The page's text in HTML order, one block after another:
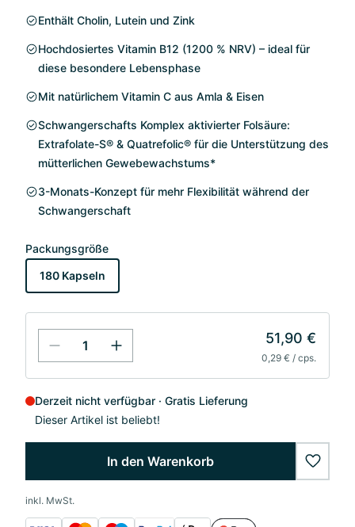
Enthält Cholin, Lutein und Zink
Hochdosiertes Vitamin B12 (1200 % NRV) – ideal für
diese besondere Lebensphase
Mit natürlichem Vitamin C aus Amla & Eisen
Schwangerschafts Komplex aktivierter Folsäure:
Extrafolate-S® & Quatrefolic® für die Unterstützung des
mütterlichen Gewebewachstums*
3-Monats-Konzept für mehr Flexibilität während der
Schwangerschaft
Packungsgröße
180 Kapseln
51,90 €
0,29 € / cps.
Derzeit nicht verfügbar
Gratis Lieferung
Dieser Artikel ist beliebt!
In den Warenkorb
inkl. MwSt.